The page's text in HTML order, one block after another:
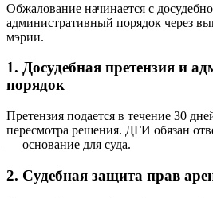
Обжалование начинается с
административный порядок через
мэрии.
1. Досудебная претензия и
порядок
Претензия подается в течение 30
пересмотра решения. ДГИ обязан
— основание для суда.
2. Судебная защита прав